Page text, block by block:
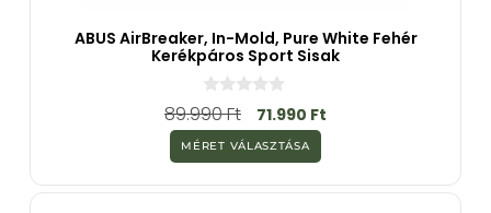
ABUS AirBreaker, In-Mold, Pure White Fehér
Kerékpáros Sport Sisak
0
a
5
-
b
ő
89.990Ft 71.990 Ft
MÉRET VÁLASZTÁSA